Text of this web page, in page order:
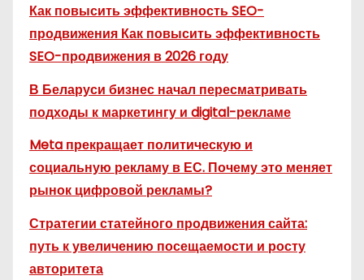
Как повысить эффективность SEO-
продвижения Как повысить эффективность
SEO-продвижения в 2026 году
В Беларуси бизнес начал пересматривать
подходы к маркетингу и digital-рекламе
Meta прекращает политическую и
социальную рекламу в ЕС. Почему это меняет
рынок цифровой рекламы?
Стратегии статейного продвижения сайта:
путь к увеличению посещаемости и росту
авторитета